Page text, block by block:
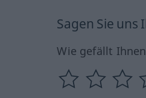
Sagen Sie
Wie gefällt